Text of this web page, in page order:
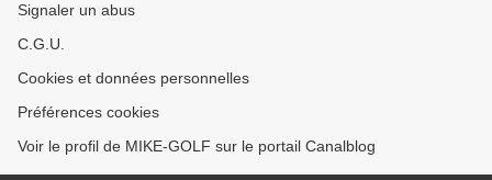
Signaler un abus
C.G.U.
Cookies et données personnelles
Préférences cookies
Voir le profil de MIKE-GOLF sur le portail Canalblog